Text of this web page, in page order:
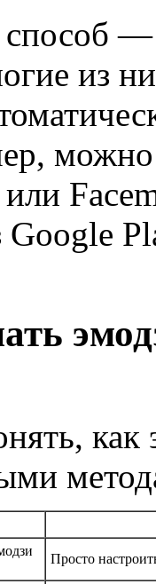
—
из
можно
Google
как
Просто